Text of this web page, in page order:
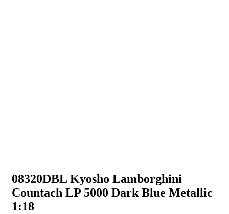
08320DBL Kyosho Lamborghini
Countach LP 5000 Dark Blue Metallic
1:18